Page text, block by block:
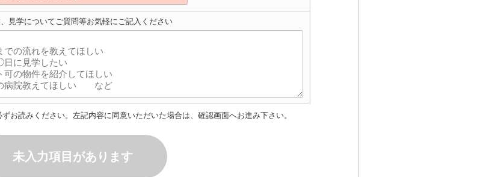
見学についてご質問等お気軽にご記入ください
ずお読みください。左記内容に同意いただいた場合は、確認画面へお進み下さい。
未入力項目があります